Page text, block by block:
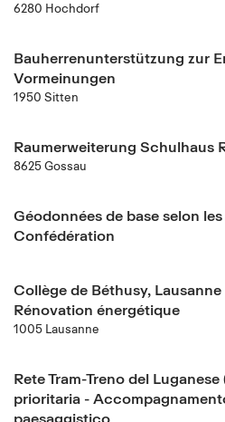
6280 Hochdorf
Bauherrenunterstützung zur
Vormeinungen
1950 Sitten
Raumerweiterung Schulhaus
8625 Gossau
Géodonnées de base selon
Confédération
Collège de Béthusy,
Rénovation énergétique
1005 Lausanne
Rete Tram-Treno del Luganese
prioritaria -